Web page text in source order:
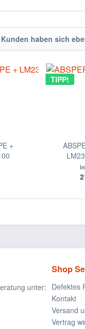
Kunden haben sich
+
TIPP!
unter:
Shop
Defektes
Kontakt
Versand
Vertrag